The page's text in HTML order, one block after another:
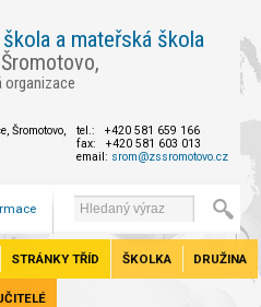
a mateřská škola
organizace
Šromotovo,
tel.: +420 581 659 166
fax: +420 581 603 013
email: srom@zssromotovo.cz
STRÁNKY TŘÍD ŠKOLKA DRUŽINA